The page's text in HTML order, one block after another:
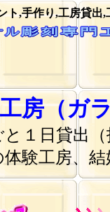
ト,手作り,工房貸
房（ガ
１日貸出
験工房、